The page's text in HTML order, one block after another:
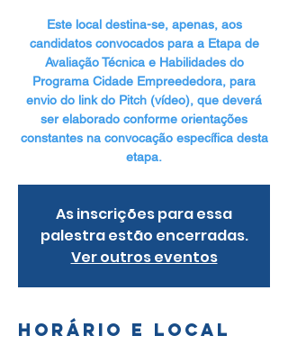
Este local destina-se, apenas, aos
candidatos convocados para a Etapa de
Avaliação Técnica e Habilidades do
Programa Cidade Empreededora, para
envio do link do Pitch (vídeo), que deverá
ser elaborado conforme orientações
constantes na convocação específica desta
etapa.
As inscrições para essa
palestra estão encerradas.
Ver outros eventos
Horário e local